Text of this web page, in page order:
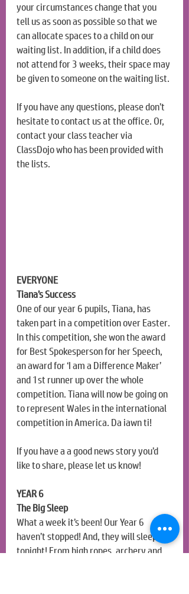
your circumstances change that you
tell us as soon as possible so that we
can allocate spaces to a child on our
waiting list. In addition, if a child does
not attend for 3 weeks, their space may
be given to someone on the waiting list.
If you have any questions, please don’t
hesitate to contact us at the office. Or,
contact your class teacher via
ClassDojo who has been provided with
the lists.
EVERYONE
Tiana’s Success
One of our year 6 pupils, Tiana, has
taken part in a competition over Easter.
In this competition, she won the award
for Best Spokesperson for her Speech,
an award for ‘I am a Difference Maker’
and 1st runner up over the whole
competition. Tiana will now be going on
to represent Wales in the international
competition in America. Da iawn ti!
If you have a a good news story you’d
like to share, please let us know!
YEAR 6
The Big Sleep
What a week it’s been! Our Year 6
haven’t stopped! And, they will sleep
tonight! From high ropes, archery and